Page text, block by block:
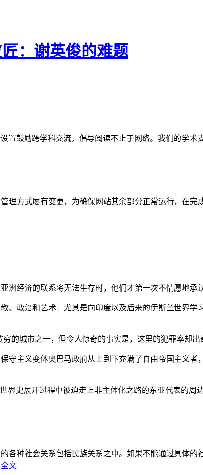
：谢英俊的难题
置鼓励跨学科交流，倡导阅读不止于网络。我们的学术
理方式屡有变更，为确保网站其余部分正常运行，在
经济的联系将无法生存时，他们才第一次不情愿地承认
、政治和艺术，尤其是向印度以及后来的伊斯兰世界
的城市之一，但令人惊奇的事实是，这里的犯罪率却
守主义变体奥巴马政府从上到下充满了自由帝国主义
界史展开过程中被迫走上非主体化之路的东亚代表的
各种社会关系包括民族关系之中。如果不能通过具体
全文